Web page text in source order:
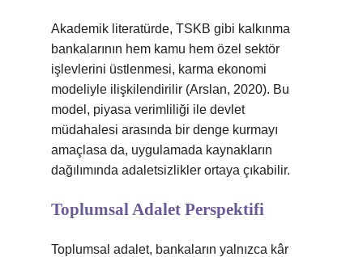
Akademik literatürde, TSKB gibi kalkınma
bankalarının hem kamu hem özel sektör
işlevlerini üstlenmesi, karma ekonomi
modeliyle ilişkilendirilir (Arslan, 2020). Bu
model, piyasa verimliliği ile devlet
müdahalesi arasında bir denge kurmayı
amaçlasa da, uygulamada kaynakların
dağılımında adaletsizlikler ortaya çıkabilir.
Toplumsal Adalet Perspektifi
Toplumsal adalet, bankaların yalnızca kâr